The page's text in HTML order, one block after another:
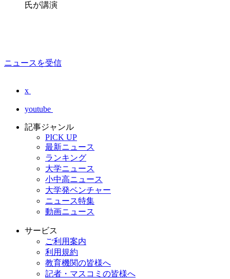
氏が講演
ニュースを受信
x
youtube
記事ジャンル
PICK UP
最新ニュース
ランキング
大学ニュース
小中高ニュース
大学発ベンチャー
ニュース特集
動画ニュース
サービス
ご利用案内
利用規約
教育機関の皆様へ
記者・マスコミの皆様へ